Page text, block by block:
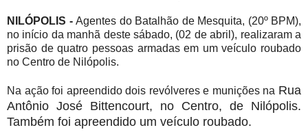
NILÓPOLIS - Agentes do Batalhão de Mesquita, (20º BPM),
no início da manhã deste sábado, (02 de abril), realizaram a
prisão de quatro pessoas armadas em um veículo roubado
no Centro de Nilópolis.
Na ação foi apreendido dois revólveres e munições na Rua
Antônio José Bittencourt, no Centro, de Nilópolis.
Também foi apreendido um veículo roubado.